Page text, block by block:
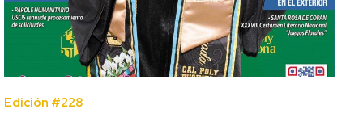
Edición #228